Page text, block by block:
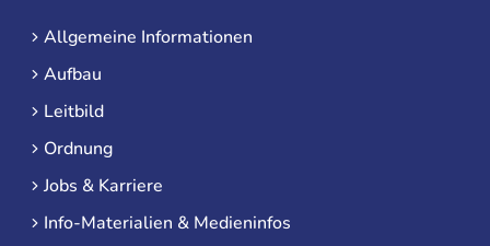
Allgemeine Informationen
Aufbau
Leitbild
Ordnung
Jobs & Karriere
Info-Materialien & Medieninfos